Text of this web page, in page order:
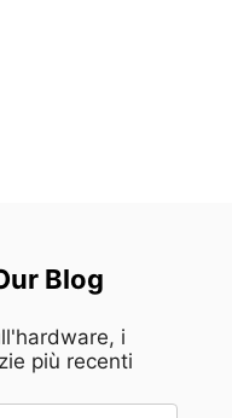
Blog
i
più recenti